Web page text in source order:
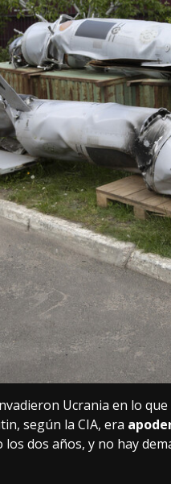
Ucrania en lo
según la CIA, era
los dos años, y no hay